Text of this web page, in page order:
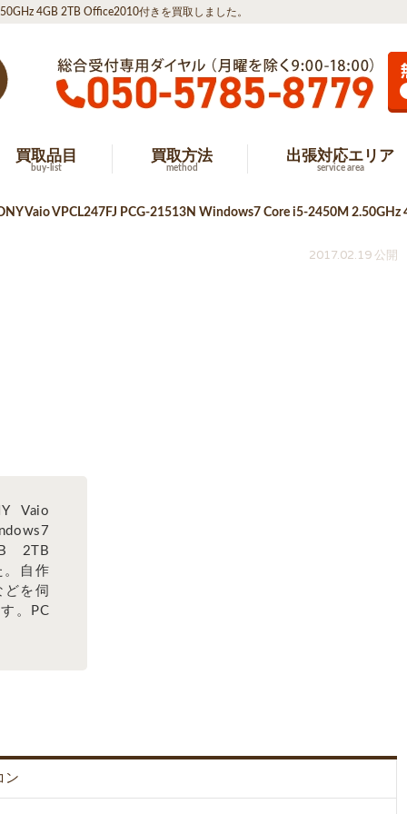
4GB 2TB Office2010付きを買取しました。
買取品目
buy-list
買取方法
method
出張対応エリア
service area
Vaio VPCL247FJ PCG-21513N Windows7 Core i5-2450M
2017.02.19 公開
Vaio
2TB
自作
を伺
。PC
ン